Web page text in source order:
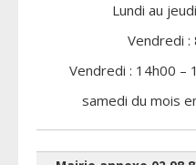
Lundi au
Vendredi :
Vendredi : 14h00 –
samedi du mois